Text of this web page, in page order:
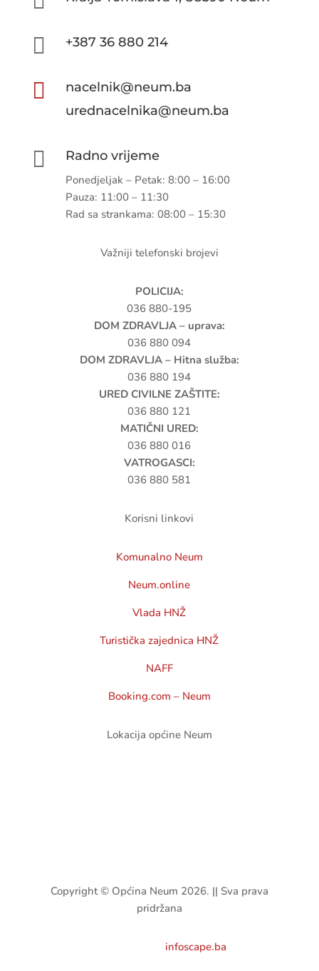
 +387 36 880 214

nacelnik@neum.ba
urednacelnika@neum.ba
 Radno vrijeme
Ponedjeljak – Petak: 8:00 – 16:00
Pauza: 11:00 – 11:30
Rad sa strankama: 08:00 – 15:30
Važniji telefonski brojevi
POLICIJA:
036 880-195
DOM ZDRAVLJA – uprava:
036 880 094
DOM ZDRAVLJA – Hitna služba:
036 880 194
URED CIVILNE ZAŠTITE:
036 880 121
MATIČNI URED:
036 880 016
VATROGASCI:
036 880 581
Korisni linkovi
Komunalno Neum
Neum.online
Vlada HNŽ
Turistička zajednica HNŽ
NAFF
Booking.com – Neum
Lokacija općine Neum
Copyright © Općina Neum 2026. || Sva prava
pridržana
infoscape.ba